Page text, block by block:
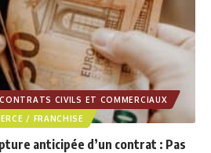
CONTRATS CIVILS ET COMMERCIAUX
/ FRANCHISE
anticipée d’un contrat : Pas